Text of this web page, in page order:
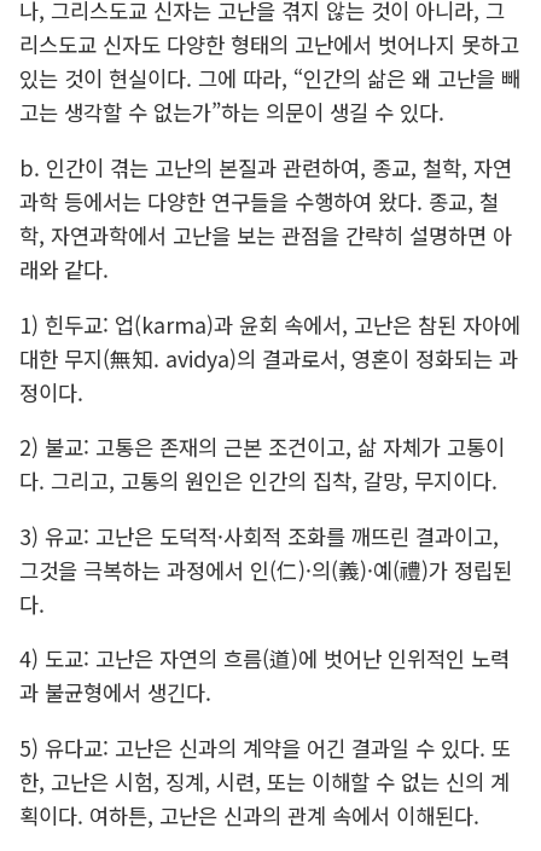
나, 그리스도교 신자는 고난을 겪지 않는 것이 아니라, 그
리스도교 신자도 다양한 형태의 고난에서 벗어나지 못하고
있는 것이 현실이다. 그에 따라, “인간의 삶은 왜 고난을 빼
고는 생각할 수 없는가”하는 의문이 생길 수 있다.
b. 인간이 겪는 고난의 본질과 관련하여, 종교, 철학, 자연
과학 등에서는 다양한 연구들을 수행하여 왔다. 종교, 철
학, 자연과학에서 고난을 보는 관점을 간략히 설명하면 아
래와 같다.
1) 힌두교: 업(karma)과 윤회 속에서, 고난은 참된 자아에
대한 무지(無知. avidya)의 결과로서, 영혼이 정화되는 과
정이다.
2) 불교: 고통은 존재의 근본 조건이고, 삶 자체가 고통이
다. 그리고, 고통의 원인은 인간의 집착, 갈망, 무지이다.
3) 유교: 고난은 도덕적·사회적 조화를 깨뜨린 결과이고,
그것을 극복하는 과정에서 인(仁)·의(義)·예(禮)가 정립된
다.
4) 도교: 고난은 자연의 흐름(道)에 벗어난 인위적인 노력
과 불균형에서 생긴다.
5) 유다교: 고난은 신과의 계약을 어긴 결과일 수 있다. 또
한, 고난은 시험, 징계, 시련, 또는 이해할 수 없는 신의 계
획이다. 여하튼, 고난은 신과의 관계 속에서 이해된다.